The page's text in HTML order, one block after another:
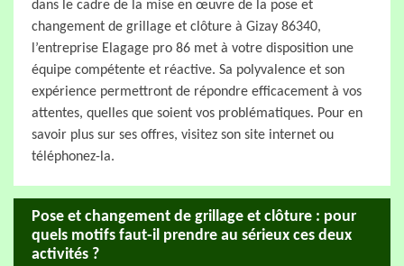
dans le cadre de la mise en œuvre de la pose et
changement de grillage et clôture à Gizay 86340,
l’entreprise Elagage pro 86 met à votre disposition une
équipe compétente et réactive. Sa polyvalence et son
expérience permettront de répondre efficacement à vos
attentes, quelles que soient vos problématiques. Pour en
savoir plus sur ses offres, visitez son site internet ou
téléphonez-la.
Pose et changement de grillage et clôture : pour
quels motifs faut-il prendre au sérieux ces deux
activités ?